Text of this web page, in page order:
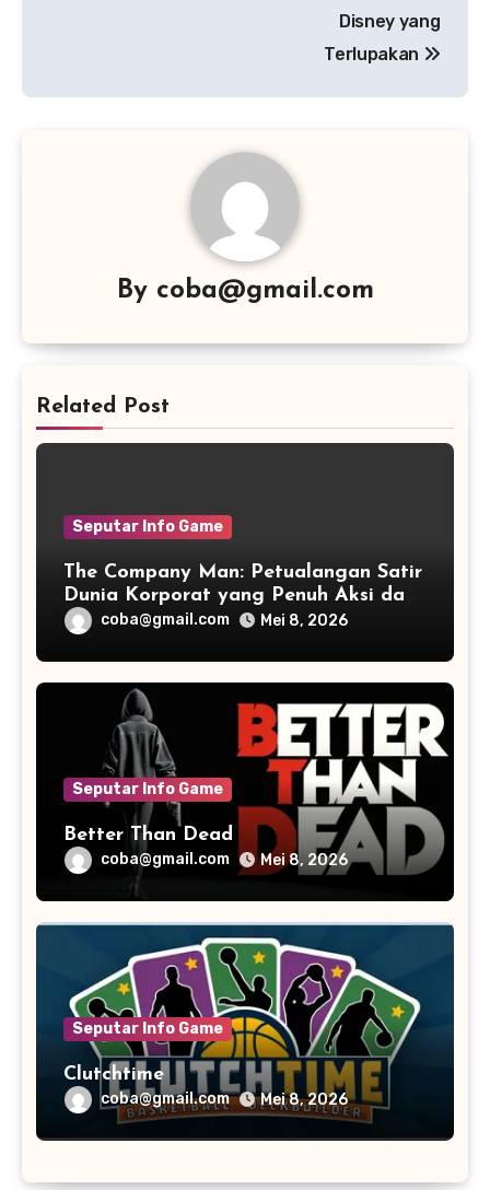
Disney yang
Terlupakan
By coba@gmail.com
Related Post
Seputar Info Game
The Company Man: Petualangan Satir
Dunia Korporat yang Penuh Aksi dan
Humorcoba@gmail.com Mei 8, 2026
Seputar Info Game
Better Than Dead
coba@gmail.com Mei 8, 2026
Seputar Info Game
Clutchtime
coba@gmail.com Mei 8, 2026